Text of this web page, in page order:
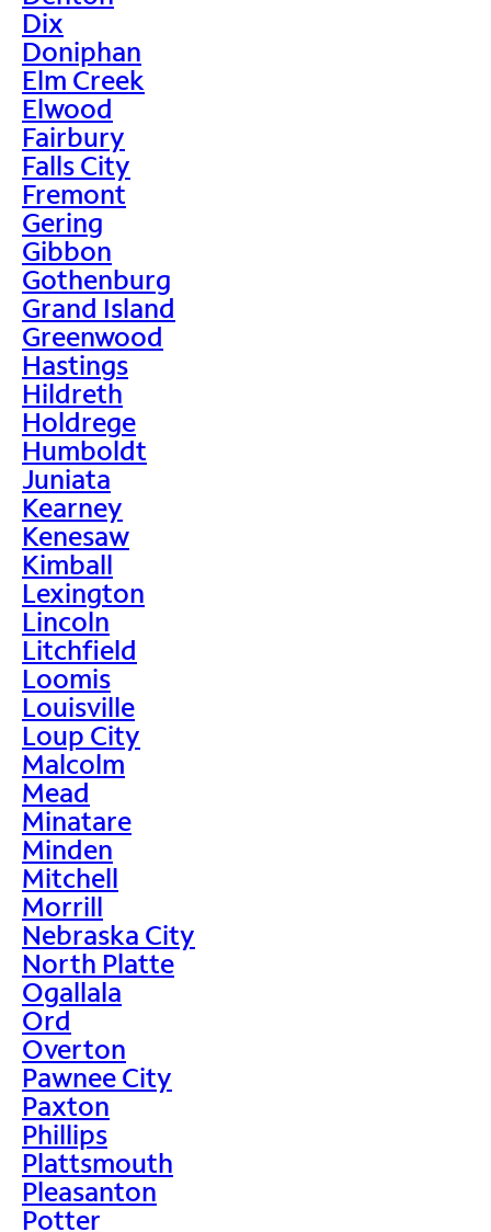
Dix
Doniphan
Elm Creek
Elwood
Fairbury
Falls City
Fremont
Gering
Gibbon
Gothenburg
Grand Island
Greenwood
Hastings
Hildreth
Holdrege
Humboldt
Juniata
Kearney
Kenesaw
Kimball
Lexington
Lincoln
Litchfield
Loomis
Louisville
Loup City
Malcolm
Mead
Minatare
Minden
Mitchell
Morrill
Nebraska City
North Platte
Ogallala
Ord
Overton
Pawnee City
Paxton
Phillips
Plattsmouth
Pleasanton
Potter